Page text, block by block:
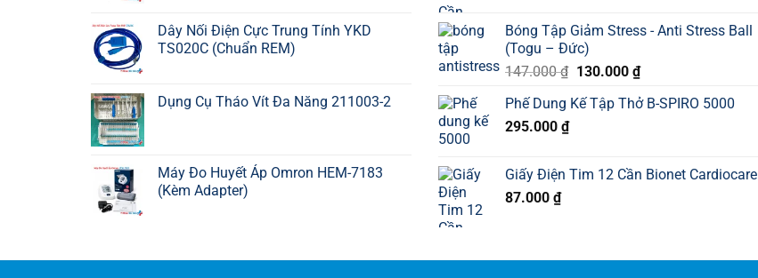
Dây Nối Điện Cực Trung Tính YKD
TS020C (Chuẩn REM)
Dụng Cụ Tháo Vít Đa Năng 211003-2
Máy Đo Huyết Áp Omron HEM-7183
(Kèm Adapter)
Bóng Tập Giảm Stress - Anti Stress Ball
(Togu – Đức)
147.000₫ Giá
là:
130.000 ₫Giá
tại
Phế Dung Kế Tập Thở B-SPIRO 5000
295.000 ₫
Giấy Điện Tim 12 Cần Bionet Cardiocare
87.000 ₫